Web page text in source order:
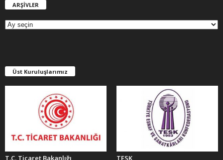
ARŞİVLER
E
R
Üst Kuruluşlarımız
T.C. Ticaret Bakanlığı TESK